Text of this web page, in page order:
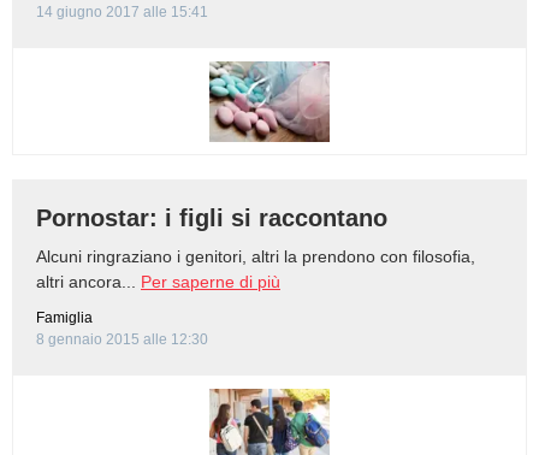
14 giugno 2017 alle 15:41
Pornostar: i figli si raccontano
Alcuni ringraziano i genitori, altri la prendono con filosofia,
altri ancora... Per saperne di più
Famiglia
8 gennaio 2015 alle 12:30